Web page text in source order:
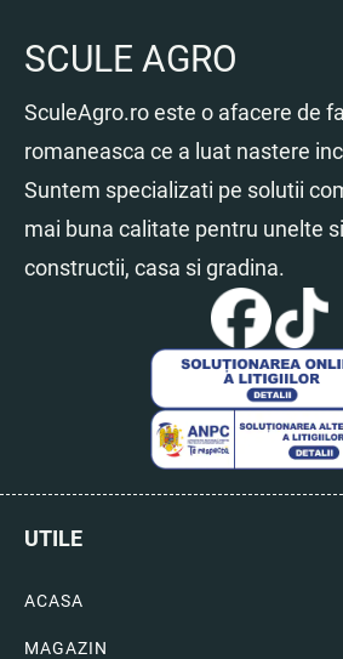
SCULE AGRO
SculeAgro.ro este o afacere de
romaneasca ce a luat nastere
Suntem specializati pe solutii
mai buna calitate pentru unelte
constructii, casa si gradina.
UTILE
ACASA
MAGAZIN